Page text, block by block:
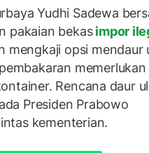
Yudhi Sadewa
pakaian bekasimpor
mengkaji opsi mendaur
memerlukan
Rencana daur
Presiden Prabowo
kementerian.